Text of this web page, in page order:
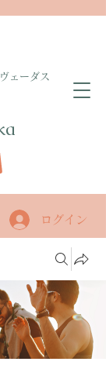
ェーダス
ログイン